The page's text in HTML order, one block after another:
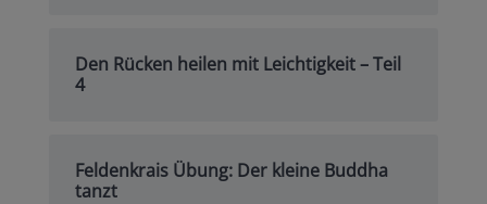
Den Rücken heilen mit Leichtigkeit – Teil
4
Feldenkrais Übung: Der kleine Buddha
tanzt